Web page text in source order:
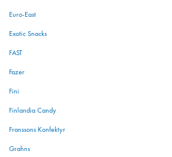
Euro-East
Exotic Snacks
FAST
Fazer
Fini
Finlandia Candy
Franssons Konfektyr
Grahns